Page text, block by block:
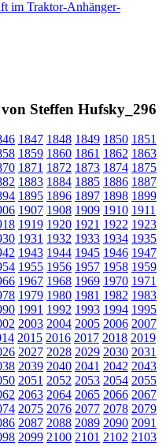
Steffen Hufsky_296
1847 1848 1849 1850 1851
1859 1860 1861 1862 1863
1871 1872 1873 1874 1875
1883 1884 1885 1886 1887
1895 1896 1897 1898 1899
1907 1908 1909 1910 1911
1919 1920 1921 1922 1923
1931 1932 1933 1934 1935
1943 1944 1945 1946 1947
1955 1956 1957 1958 1959
1967 1968 1969 1970 1971
1979 1980 1981 1982 1983
1991 1992 1993 1994 1995
2003 2004 2005 2006 2007
2015 2016 2017 2018 2019
2027 2028 2029 2030 2031
2039 2040 2041 2042 2043
2051 2052 2053 2054 2055
2063 2064 2065 2066 2067
2075 2076 2077 2078 2079
2087 2088 2089 2090 2091
2099 2100 2101 2102 2103